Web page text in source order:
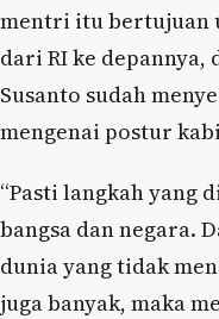
mentri itu bertujuan
dari RI ke depannya,
Susanto sudah
mengenai postur
“Pasti langkah yang
bangsa dan negara.
dunia yang tidak
juga banyak, maka